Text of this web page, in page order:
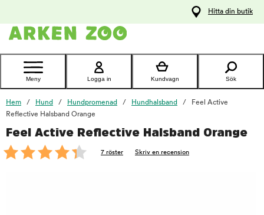
Kontakta
Hitta din butik
Meny Logga in Kundvagn Sök
Hem Hund Hundpromenad Hundhalsband
Feel Active
Reflective Halsband Orange
Feel Active Reflective Halsband Orange
7 röster Skriv en recension
foo